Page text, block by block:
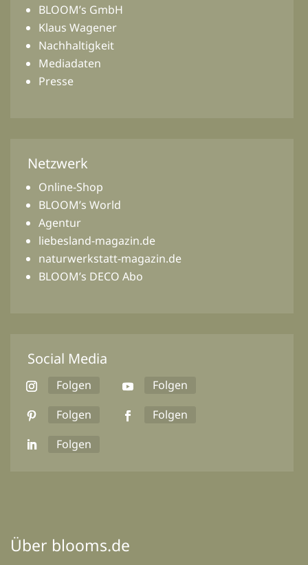
BLOOM’s GmbH
Klaus Wagener
Nachhaltigkeit
Mediadaten
Presse
Netzwerk
Online-Shop
BLOOM’s World
Agentur
liebesland-magazin.de
naturwerkstatt-magazin.de
BLOOM’s DECO Abo
Social Media
Folgen
Folgen
Folgen
Folgen
Folgen
Über blooms.de